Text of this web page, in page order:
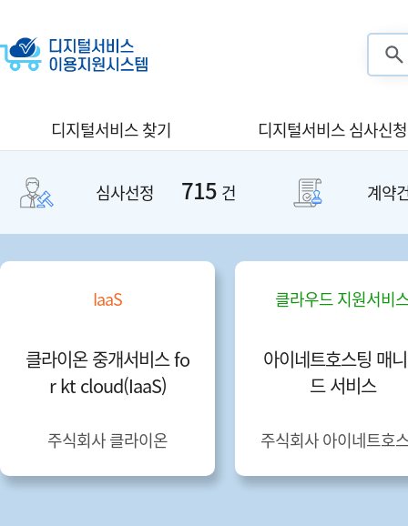
디지털서비스 찾기 디지털서비스 심사신청
심사선정 715 건 계약
IaaS
클라이온 중개서비스 fo
r kt cloud(IaaS)
주식회사 클라이온
클라우드 지원서비
아이네트호스팅 매
드 서비스
주식회사 아이네트호